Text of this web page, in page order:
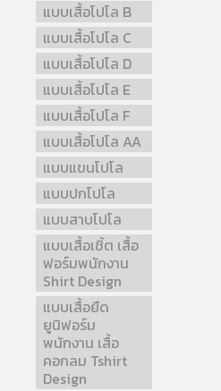
แบบเสื้อโปโล B
แบบเสื้อโปโล C
แบบเสื้อโปโล D
แบบเสื้อโปโล E
แบบเสื้อโปโล F
แบบเสื้อโปโล AA
แบบแขนโปโล
แบบปกโปโล
แบบสาบโปโล
แบบเสื้อเชิ้ต เสื้อ
ฟอร์มพนักงาน
Shirt Design
แบบเสื้อยืด
ยูนิฟอร์ม
พนักงาน เสื้อ
คอกลม Tshirt
Design